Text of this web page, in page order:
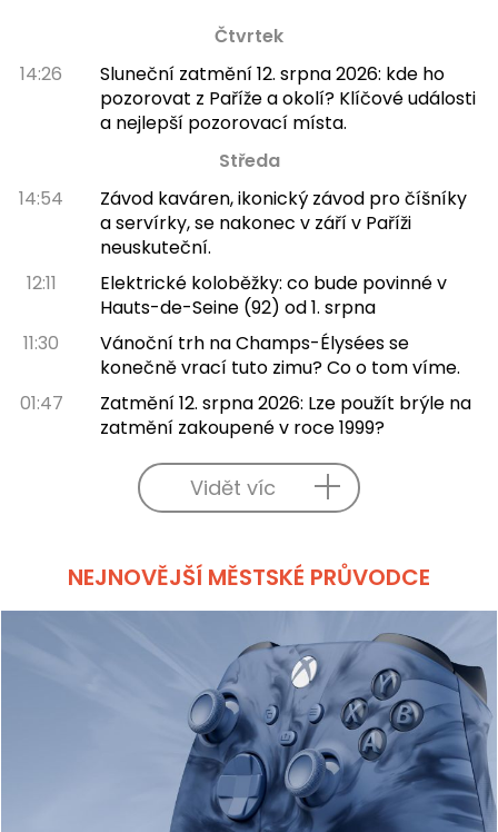
Čtvrtek
14:26
Sluneční zatmění 12. srpna 2026: kde ho
pozorovat z Paříže a okolí? Klíčové události
a nejlepší pozorovací místa.
Středa
14:54
Závod kaváren, ikonický závod pro číšníky
a servírky, se nakonec v září v Paříži
neuskuteční.
12:11
Elektrické koloběžky: co bude povinné v
Hauts-de-Seine (92) od 1. srpna
11:30
Vánoční trh na Champs-Élysées se
konečně vrací tuto zimu? Co o tom víme.
01:47
Zatmění 12. srpna 2026: Lze použít brýle na
zatmění zakoupené v roce 1999?
Vidět víc
NEJNOVĚJŠÍ MĚSTSKÉ PRŮVODCE